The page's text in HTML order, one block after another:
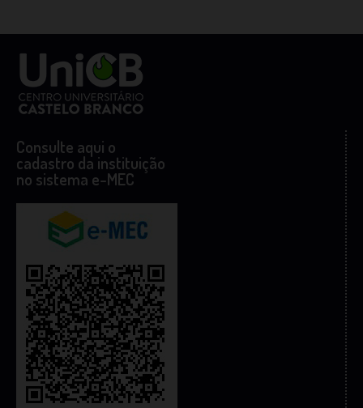
Consulte aqui o
cadastro da instituição
no sistema e-MEC